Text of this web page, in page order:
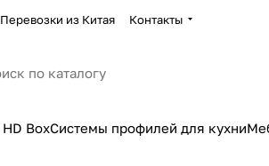
Перевозки из Китая Контакты
BoxСистемы профилей для кухни